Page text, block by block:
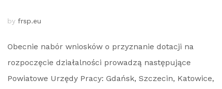
by frsp.eu
Obecnie nabór wniosków o przyznanie dotacji na
rozpoczęcie działalności prowadzą następujące
Powiatowe Urzędy Pracy: Gdańsk, Szczecin, Katowice,